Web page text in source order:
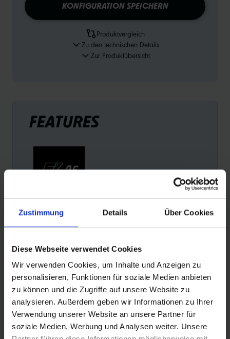
Zustimmung Details Über Cookies
Diese Webseite verwendet Cookies
Wir verwenden Cookies, um Inhalte und Anzeigen zu
personalisieren, Funktionen für soziale Medien anbieten
zu können und die Zugriffe auf unsere Website zu
analysieren. Außerdem geben wir Informationen zu Ihrer
Verwendung unserer Website an unsere Partner für
soziale Medien, Werbung und Analysen weiter. Unsere
KONFIGURATION SPEICHERN
Produktvergleich
Zu den technischen Details
Zur Produktübersicht
FEATURES
E-25
Reifen mit der Empfehlung „E-25“ sind die perfekte
km/h. Das wichtigstes Kriterium für diese Empfehlung:
Sicherheit.